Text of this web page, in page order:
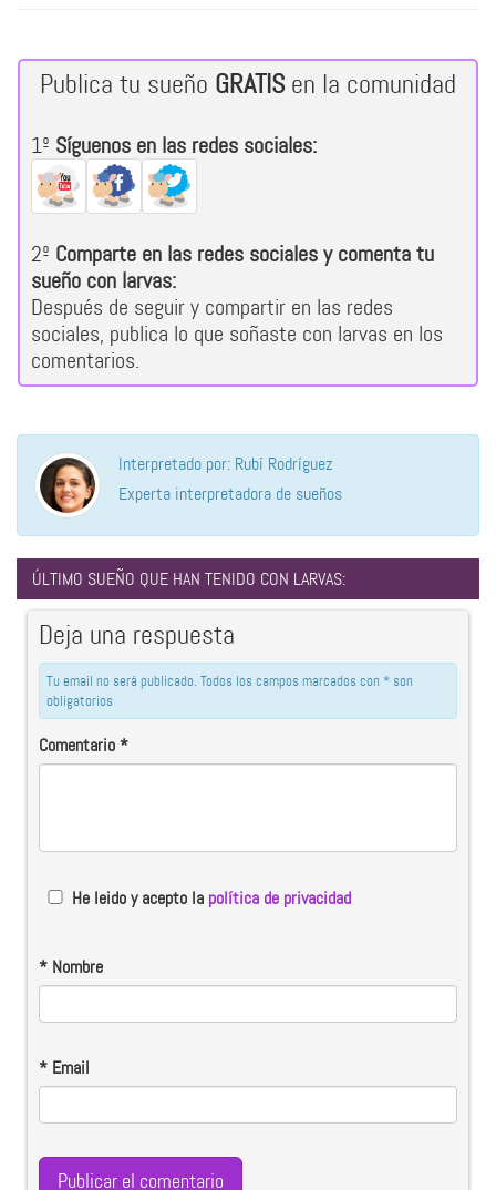
Publica tu sueño GRATISen la comunidad
1º Síguenos en las redes sociales:
2º Comparte en las redes sociales y comenta tu
sueño con larvas:
Después de seguir y compartir en las redes
sociales, publica lo que soñaste con larvas en los
comentarios.
Interpretado por: Rubí Rodríguez
Experta interpretadora de sueños
ÚLTIMO SUEÑO QUE HAN TENIDO CON LARVAS:
Deja una respuesta
Tu email no será publicado. Todos los campos marcados con * son
obligatorios
Comentario*
He leido y acepto la política de privacidad
* Nombre
* Email